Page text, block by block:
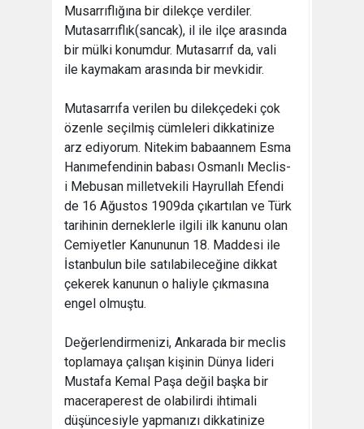
Musarrıflığına bir dilekçe verdiler.
Mutasarrıflık(sancak), il ile ilçe arasında
bir mülki konumdur. Mutasarrıf da, vali
ile kaymakam arasında bir mevkidir.
Mutasarrıfa verilen bu dilekçedeki çok
özenle seçilmiş cümleleri dikkatinize
arz ediyorum. Nitekim babaannem Esma
Hanımefendinin babası Osmanlı Meclis-
i Mebusan milletvekili Hayrullah Efendi
de 16 Ağustos 1909da çıkartılan ve Türk
tarihinin derneklerle ilgili ilk kanunu olan
Cemiyetler Kanununun 18. Maddesi ile
İstanbulun bile satılabileceğine dikkat
çekerek kanunun o haliyle çıkmasına
engel olmuştu.
Değerlendirmenizi, Ankarada bir meclis
toplamaya çalışan kişinin Dünya lideri
Mustafa Kemal Paşa değil başka bir
maceraperest de olabilirdi ihtimali
düşüncesiyle yapmanızı dikkatinize